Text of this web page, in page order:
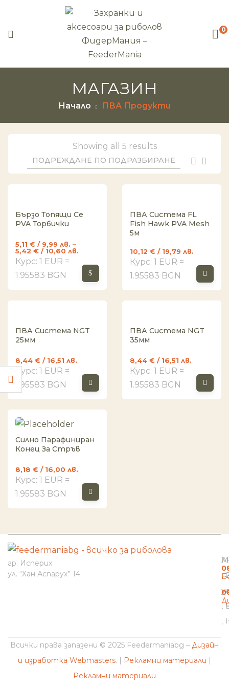
0
МАГАЗИН
Начало ПВА Продукти
Showing all 5 results
Бързо Топящи Се
PVA Торбички
5,11 € / 9,99 лв. –
5,42 € / 10,60 лв.
Курс: 1 EUR =
1.95583 BGN
ПВА Система FL
Fish Hawk PVA Mesh
5м
10,12 € / 19,79 лв.
Курс: 1 EUR =
1.95583 BGN
ПВА Система NGT
25мм
8,44 € / 16,51 лв.
Курс: 1 EUR =
1.95583 BGN
ПВА Система NGT
35мм
8,44 € / 16,51 лв.
Курс: 1 EUR =
1.95583 BGN
Силно Парафиниран
Конец За Стръв
8,18 € / 16,00 лв.
Курс: 1 EUR =
1.95583 BGN
гр. Исперих
ул. “Хан Аспарух” 14
Всички права запазени © 2025 Feedermaniabg – Дизайн
и изработка Webmasters. | Рекламни материали
Рекламни материали